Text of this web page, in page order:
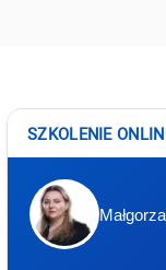
SZKOLENIE